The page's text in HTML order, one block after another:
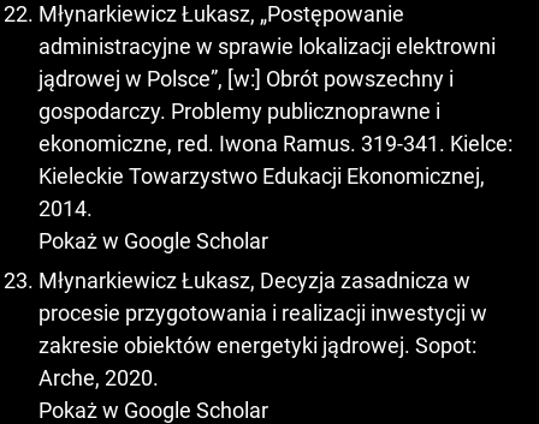
Młynarkiewicz Łukasz, „Postępowanie
administracyjne w sprawie lokalizacji elektrowni
jądrowej w Polsce”, [w:] Obrót powszechny i
gospodarczy. Problemy publicznoprawne i
ekonomiczne, red. Iwona Ramus. 319-341. Kielce:
Kieleckie Towarzystwo Edukacji Ekonomicznej,
2014.
Pokaż w Google Scholar
Młynarkiewicz Łukasz, Decyzja zasadnicza w
procesie przygotowania i realizacji inwestycji w
zakresie obiektów energetyki jądrowej. Sopot:
Arche, 2020.
Pokaż w Google Scholar